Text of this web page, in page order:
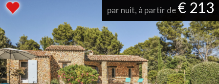
par nuit, à partir de€ 213